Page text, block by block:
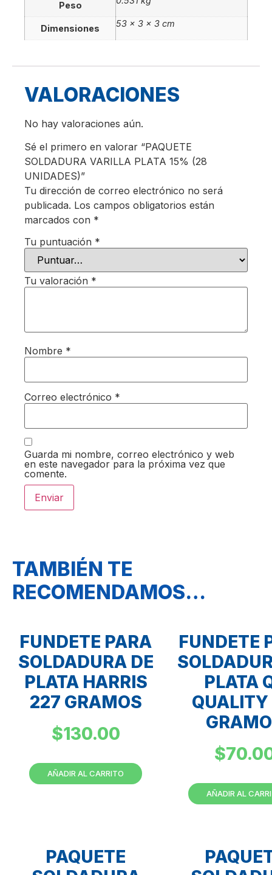
Peso
Dimensiones 53 × 3 × 3 cm
VALORACIONES
No hay valoraciones aún.
Sé el primero en valorar “PAQUETE
SOLDADURA VARILLA PLATA 15% (28
UNIDADES)”
Tu dirección de correo electrónico no será
publicada. Los campos obligatorios están
marcados con *
Tu puntuación *
Tu valoración *
Nombre *
Correo electrónico *
Guarda mi nombre, correo electrónico y web
en este navegador para la próxima vez que
comente.
TAMBIÉN TE
RECOMENDAMOS…
FUNDETE PARA
SOLDADURA DE
PLATA HARRIS
227 GRAMOS
$130.00
AÑADIR AL CARRITO
FUNDETE
PLATA
QUALITY
$
AÑADIR AL
PAQUETE